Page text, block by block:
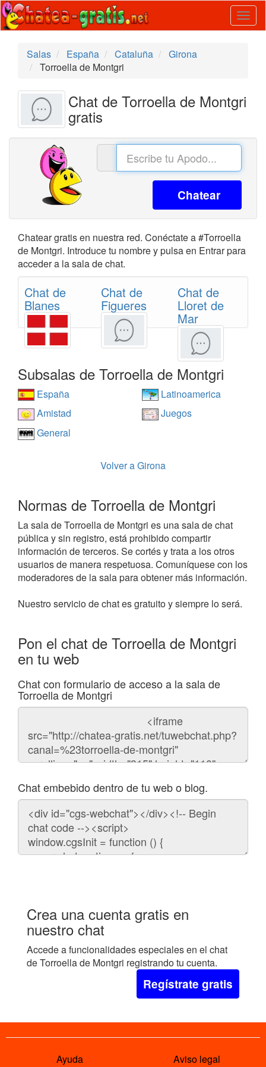
Salas
España Cataluña
Girona
Torroella de Montgri
Chat de Torroella de Montgri
gratis
Chatear
Chatear gratis en nuestra red. Conéctate a #Torroella
de Montgri. Introduce tu nombre y pulsa en Entrar para
acceder a la sala de chat.
Chat de
Blanes
Chat de
Figueres
Chat de
Lloret de
Mar
Subsalas de Torroella de Montgri
España
Latinoamerica
Amistad
Juegos
General
Volver a Girona
Normas de Torroella de Montgri
La sala de Torroella de Montgri es una sala de chat
pública y sin registro, está prohibido compartir
información de terceros. Se cortés y trata a los otros
usuarios de manera respetuosa. Comuníquese con los
moderadores de la sala para obtener más información.
Nuestro servicio de chat es gratuito y siempre lo será.
Pon el chat de Torroella de Montgri
en tu web
Chat con formulario de acceso a la sala de
Torroella de Montgri
Código
chat
Chat embebido dentro de tu web o blog.
Código
para
embeber
chat
Crea una cuenta gratis en
nuestro chat
Accede a funcionalidades especiales en el chat
de Torroella de Montgri registrando tu cuenta.
Regístrate gratis
Ayuda Aviso legal